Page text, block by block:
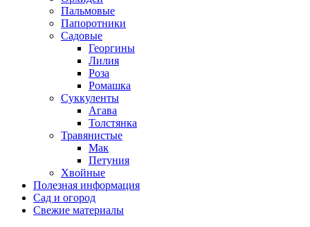
Пальмовые
Папоротники
Садовые
Георгины
Лилия
Роза
Ромашка
Суккуленты
Агава
Толстянка
Травянистые
Мак
Петуния
Хвойные
Полезная информация
Сад и огород
Свежие материалы